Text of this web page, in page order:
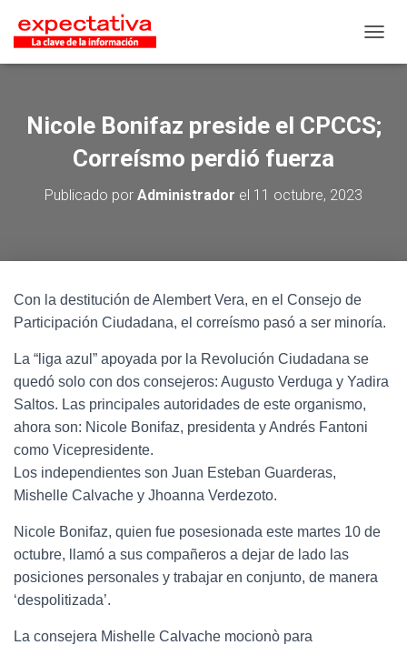
Nicole Bonifaz preside el CPCCS;
Correísmo perdió fuerza
Publicado por Administrador el 11 octubre, 2023
Con la destitución de Alembert Vera, en el Consejo de
Participación Ciudadana, el correísmo pasó a ser minoría.
La “liga azul” apoyada por la Revolución Ciudadana se
quedó solo con dos consejeros: Augusto Verduga y Yadira
Saltos. Las principales autoridades de este organismo,
ahora son: Nicole Bonifaz, presidenta y Andrés Fantoni
como Vicepresidente.
Los independientes son Juan Esteban Guarderas,
Mishelle Calvache y Jhoanna Verdezoto.
Nicole Bonifaz, quien fue posesionada este martes 10 de
octubre, llamó a sus compañeros a dejar de lado las
posiciones personales y trabajar en conjunto, de manera
‘despolitizada’.
La consejera Mishelle Calvache mocionò para